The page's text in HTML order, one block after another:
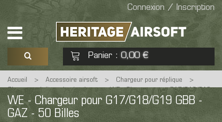
Connexion / Inscription
Panier : 0,00 €
Voir mon panier Commander
Aucun produit
Accueil > Accessoire airsoft > Chargeur pour réplique
>
Chargeur réplique de pistolet
WE - Chargeur pour G17/G18/G19
GBB - GAZ - 50 Billes
WE - Chargeur pour G17/G18/G19 GBB -
GAZ - 50 Billes